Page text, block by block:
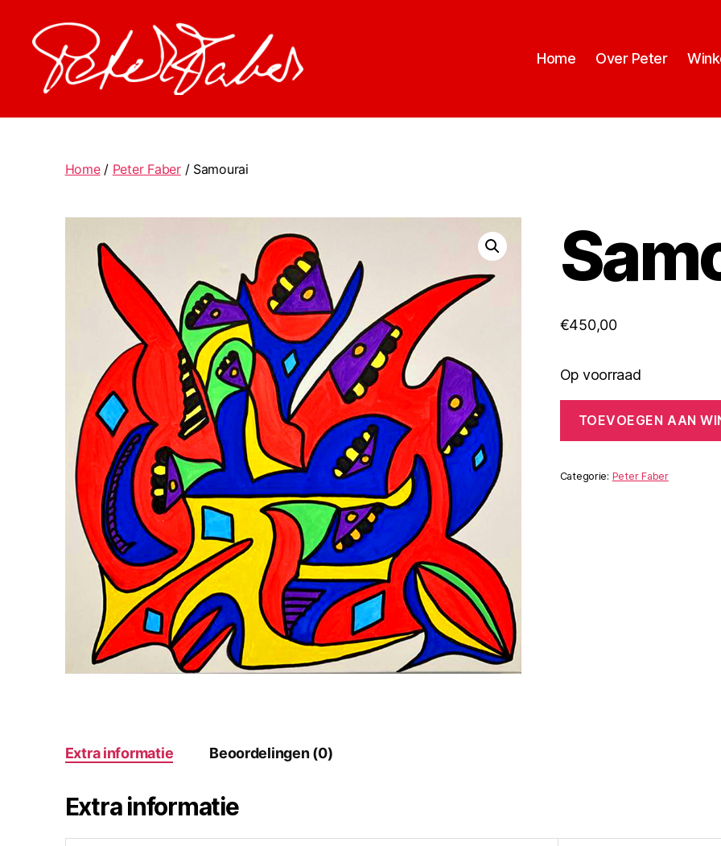
Faber
Home Over Peter
Home/ Peter Faber/ Samourai
€450,00
Op voorraad
aantalTOEVOEGEN AAN
Categorie: Peter Faber
Extra informatie Beoordelingen (0)
Extra informatie